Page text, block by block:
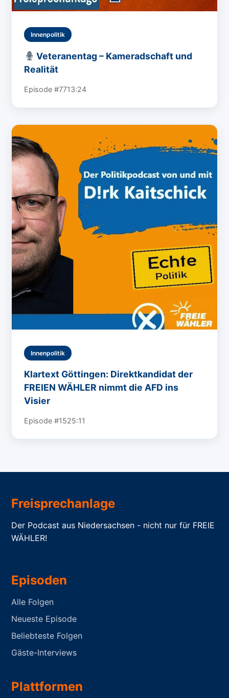
Innenpolitik
Veteranentag – Kameradschaft und
Realität
Episode #7713:24
Innenpolitik
Klartext Göttingen: Direktkandidat der
FREIEN WÄHLER nimmt die AFD ins
Visier
Episode #1525:11
Freisprechanlage
Der Podcast aus Niedersachsen - nicht nur für FREIE
WÄHLER!
Episoden
Alle Folgen
Neueste Episode
Beliebteste Folgen
Gäste-Interviews
Plattformen